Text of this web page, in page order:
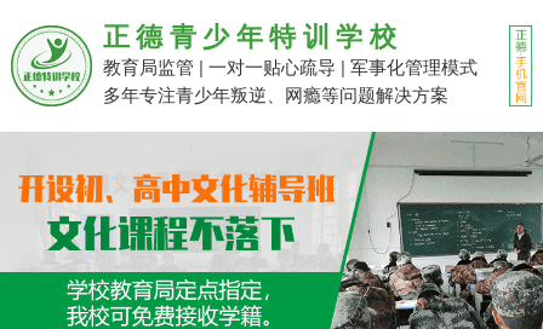
正德青少年特训学校
教育局监管 | 一对一贴心疏导 | 军事化管理模式
多年专注青少年叛逆、网瘾等问题解决方案